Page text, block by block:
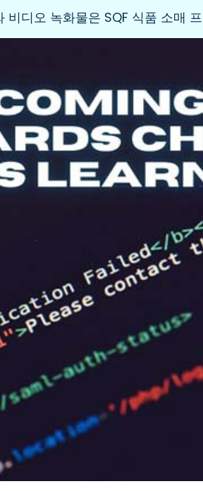
비디오 녹화물은 SQF 식품 소매